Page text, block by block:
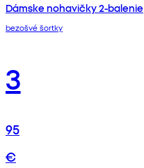
Dámske nohavičky 2-balenie
bezošvé šortky
3
95
€